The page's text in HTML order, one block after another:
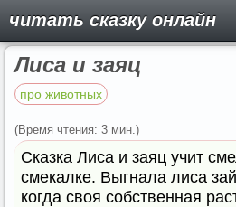
читать сказку онлайн
Лиса и заяц
про животных
(Время чтения: 3 мин.)
Сказка Лиса и заяц учит
смекалке. Выгнала лиса
когда своя собственная